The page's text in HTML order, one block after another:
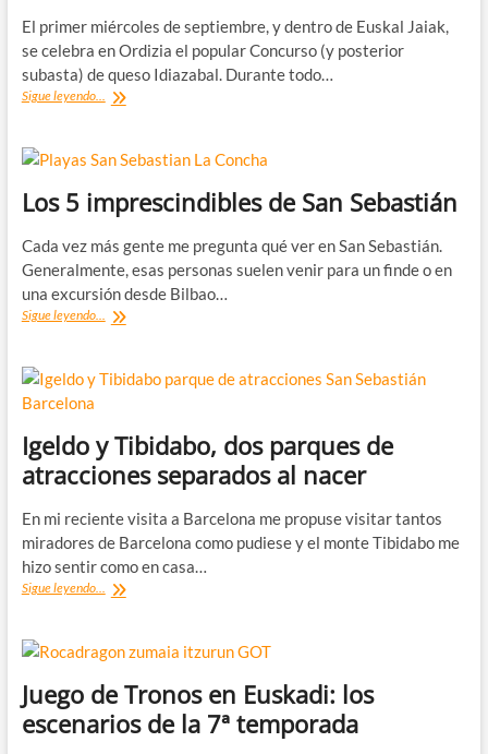
y
Arantzazu
El primer miércoles de septiembre, y dentro de Euskal Jaiak,
se celebra en Ordizia el popular Concurso (y posterior
subasta) de queso Idiazabal. Durante todo…
Sigue leyendo... Concurso
de
en
Feria
de
Ordizia
Los 5 imprescindibles de San Sebastián
Cada vez más gente me pregunta qué ver en San Sebastián.
Generalmente, esas personas suelen venir para un finde o en
una excursión desde Bilbao…
Sigue leyendo... Los
de
Igeldo y Tibidabo, dos parques de
atracciones separados al nacer
En mi reciente visita a Barcelona me propuse visitar tantos
miradores de Barcelona como pudiese y el monte Tibidabo me
hizo sentir como en casa…
Sigue leyendo... Igeldo
dos
parques
de
atracciones
separados
Juego de Tronos en Euskadi: los
escenarios de la 7ª temporada